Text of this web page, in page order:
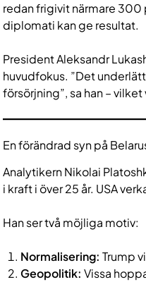
redan frigivit närmare
diplomati kan ge resultat.
President Aleksandr
huvudfokus. ”Det
försörjning”, sa han –
En förändrad syn på
Analytikern Nikolai
i kraft i över 25 år. USA
Han ser två möjliga motiv:
Normalisering: Trump
Geopolitik: Vissa